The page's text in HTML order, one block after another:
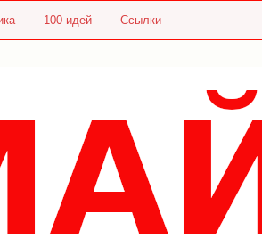
100 идей Ссылки